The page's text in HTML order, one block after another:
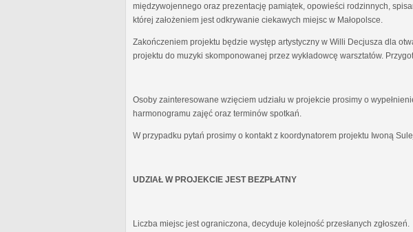
międzywojennego oraz prezentację pamiątek, opowieści rodzinnych,
której założeniem jest odkrywanie ciekawych miejsc w Małopolsce.
Zakończeniem projektu będzie występ artystyczny w Willi Decjusza dla
projektu do muzyki skomponowanej przez wykładowcę warsztatów.
Osoby zainteresowane wzięciem udziału w projekcie prosimy o
harmonogramu zajęć oraz terminów spotkań.
W przypadku pytań prosimy o kontakt z koordynatorem projektu Iwoną
UDZIAŁ W PROJEKCIE JEST BEZPŁATNY
Liczba miejsc jest ograniczona, decyduje kolejność przesłanych zgłoszeń.